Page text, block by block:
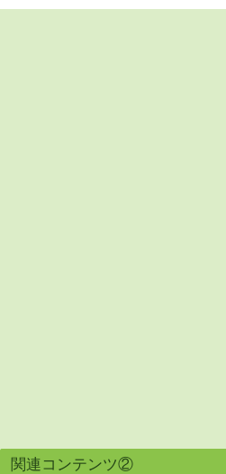
関連コンテンツ②